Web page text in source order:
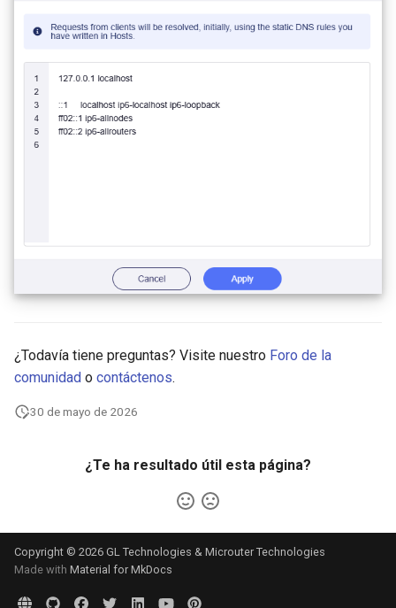
¿Todavía tiene preguntas? Visite nuestro Foro de la
comunidad o contáctenos.
30 de mayo de 2026
¿Te ha resultado útil esta página?
Copyright © 2026 GL Technologies & Microuter Technologies
Made with Material for MkDocs